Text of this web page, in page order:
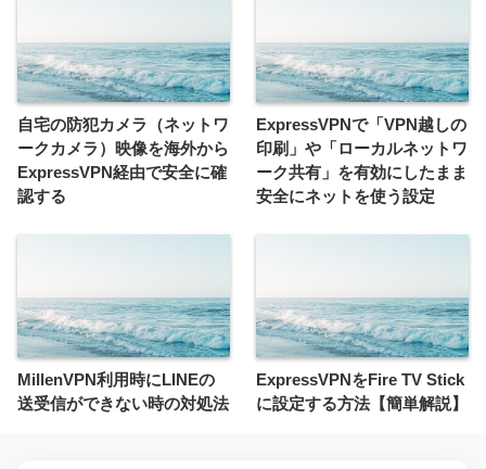
自宅の防犯カメラ（ネットワ
ークカメラ）映像を海外から
ExpressVPN経由で安全に確
認する
ExpressVPNで「VPN越しの
印刷」や「ローカルネットワ
ーク共有」を有効にしたまま
安全にネットを使う設定
MillenVPN利用時にLINEの
送受信ができない時の対処法
ExpressVPNをFire TV Stick
に設定する方法【簡単解説】